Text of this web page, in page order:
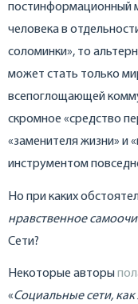
постинформационный
человека в
соломинки», то
может стать только
всепоглощающей
скромное «средство
«заменителя жизни» и
инструментом
Но при каких
нравственное
Сети?
Некоторые авторы
«Социальные сети,